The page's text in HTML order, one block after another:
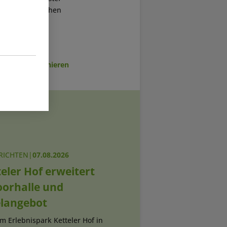
vom spanischen
abonnieren
|07.08.2026
Hof erweitert
und
Erlebnispark Ketteler Hof in